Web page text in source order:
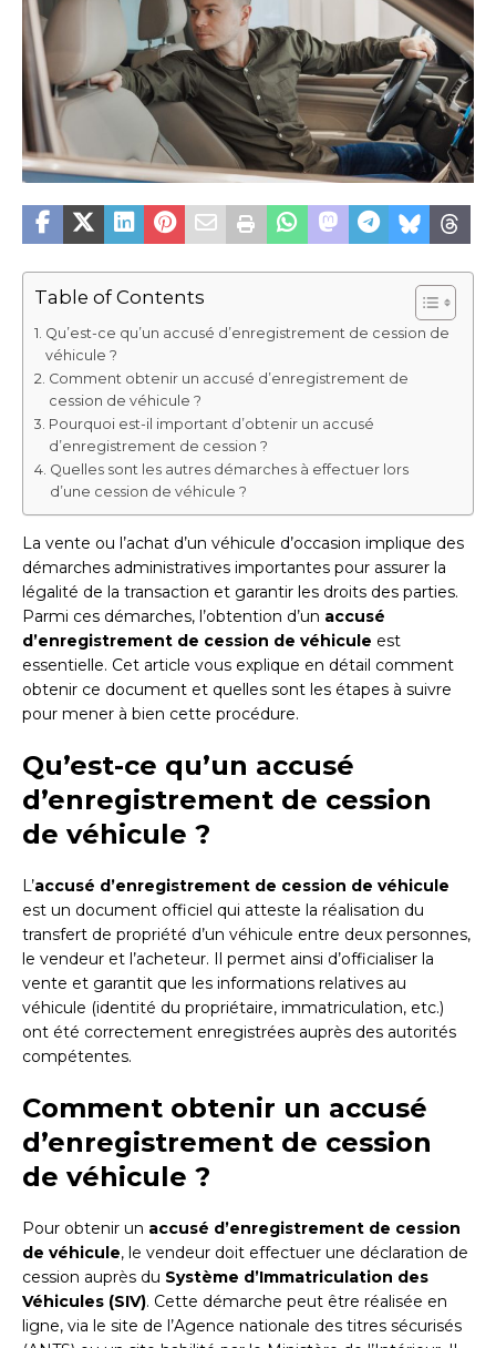
Table of Contents
Qu’est-ce qu’un accusé d’enregistrement de cession de
véhicule ?
Comment obtenir un accusé d’enregistrement de
cession de véhicule ?
Pourquoi est-il important d’obtenir un accusé
d’enregistrement de cession ?
Quelles sont les autres démarches à effectuer lors
d’une cession de véhicule ?
La vente ou l’achat d’un véhicule d’occasion implique des
démarches administratives importantes pour assurer la
légalité de la transaction et garantir les droits des parties.
Parmi ces démarches, l’obtention d’un accusé
d’enregistrement de cession de véhicule est
essentielle. Cet article vous explique en détail comment
obtenir ce document et quelles sont les étapes à suivre
pour mener à bien cette procédure.
Qu’est-ce qu’un accusé
d’enregistrement de cession
de véhicule ?
L’accusé d’enregistrement de cession de véhicule
est un document officiel qui atteste la réalisation du
transfert de propriété d’un véhicule entre deux personnes,
le vendeur et l’acheteur. Il permet ainsi d’officialiser la
vente et garantit que les informations relatives au
véhicule (identité du propriétaire, immatriculation, etc.)
ont été correctement enregistrées auprès des autorités
compétentes.
Comment obtenir un accusé
d’enregistrement de cession
de véhicule ?
Pour obtenir un accusé d’enregistrement de cession
de véhicule, le vendeur doit effectuer une déclaration de
cession auprès du Système d’Immatriculation des
Véhicules (SIV). Cette démarche peut être réalisée en
ligne, via le site de l’Agence nationale des titres sécurisés